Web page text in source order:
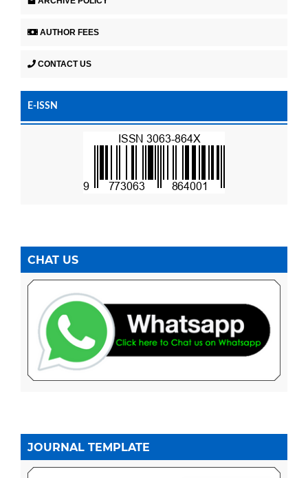
AUTHOR FEES
CONTACT US
E-ISSN
CHAT US
JOURNAL TEMPLATE